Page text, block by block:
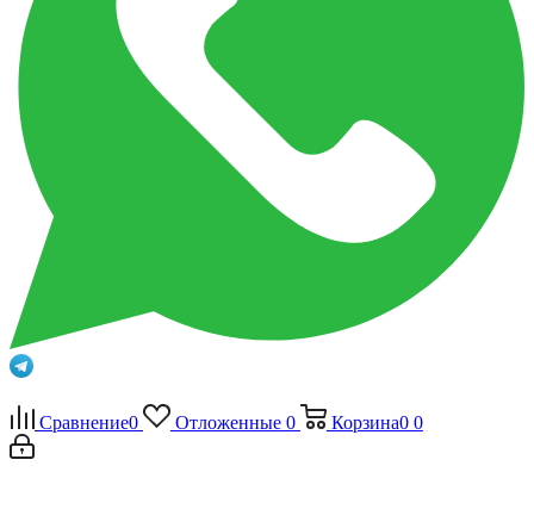
Сравнение0 Отложенные 0 Корзина0 0